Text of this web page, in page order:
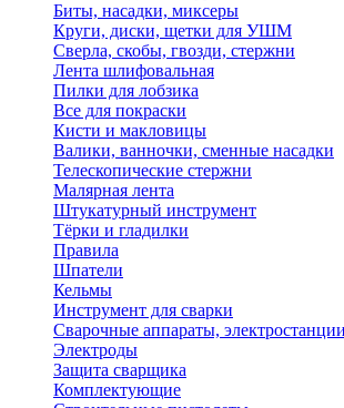
Биты, насадки, миксеры
Круги, диски, щетки для УШМ
Сверла, скобы, гвозди, стержни
Лента шлифовальная
Пилки для лобзика
Все для покраски
Кисти и макловицы
Валики, ванночки, сменные насадки
Телескопические стержни
Малярная лента
Штукатурный инструмент
Тёрки и гладилки
Правила
Шпатели
Кельмы
Инструмент для сварки
Сварочные аппараты, электростанции
Электроды
Защита сварщика
Комплектующие